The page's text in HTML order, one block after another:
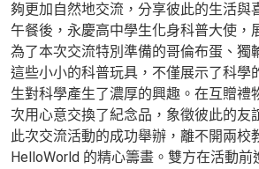
夠更加自然地交流，分享彼此的生活與
午餐後，永慶高中學生化身科普大使，
為了本次交流特別準備的哥倫布蛋、獨
這些小小的科普玩具，不僅展示了科學
生對科學產生了濃厚的興趣。在互贈禮
次用心意交換了紀念品，象徵彼此的友
此次交流活動的成功舉辦，離不開兩校
HelloWorld 的精心籌畫。雙方在活動